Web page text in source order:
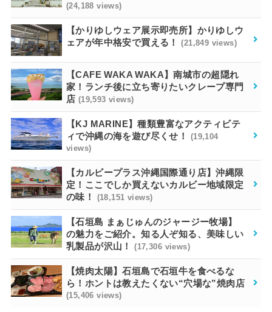
(24,188 views)
【かりゆしウェア展示即売所】かりゆしウ
ェアが年中格安で買える！
(21,849 views)
【CAFE WAKA WAKA】南城市の超隠れ
家！ランチ後に立ち寄りたいクレープ専門
店 (19,593 views)
【KJ MARINE】種類豊富なアクティビテ
ィで沖縄の海を遊び尽くせ！
(19,104
views)
【カルビープラス沖縄国際通り店】沖縄限
定！ここでしか買えないカルビー地域限定
の味！
(18,151 views)
【石垣島 まぁじゅんのジャージー牧場】
の魅力をご紹介。知る人ぞ知る、美味しい
乳製品が沢山！
(17,306 views)
【焼肉太陽】石垣島で石垣牛を食べるな
ら！ホントは教えたくない“穴場な”焼肉店
(15,406 views)